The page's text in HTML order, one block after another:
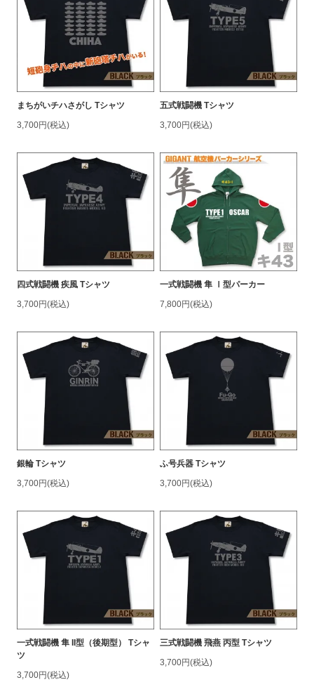
まちがいチハさがし Tシャツ
3,700円(税込)
五式戦闘機 Tシャツ
3,700円(税込)
四式戦闘機 疾風 Tシャツ
3,700円(税込)
一式戦闘機 隼 Ⅰ型パーカー
7,800円(税込)
銀輪 Tシャツ
3,700円(税込)
ふ号兵器 Tシャツ
3,700円(税込)
一式戦闘機 隼 II型（後期型） Tシャ
ツ
3,700円(税込)
三式戦闘機 飛燕 丙型 Tシャツ
3,700円(税込)